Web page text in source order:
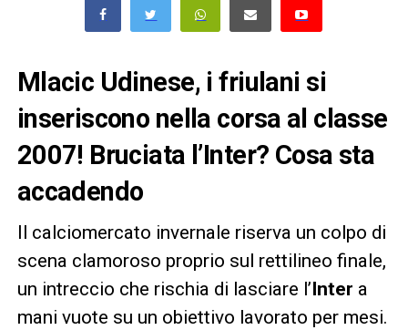
Mlacic Udinese, i friulani si
inseriscono nella corsa al classe
2007! Bruciata l’Inter? Cosa sta
accadendo
Il calciomercato invernale riserva un colpo di
scena clamoroso proprio sul rettilineo finale,
un intreccio che rischia di lasciare l’Inter a
mani vuote su un obiettivo lavorato per mesi.